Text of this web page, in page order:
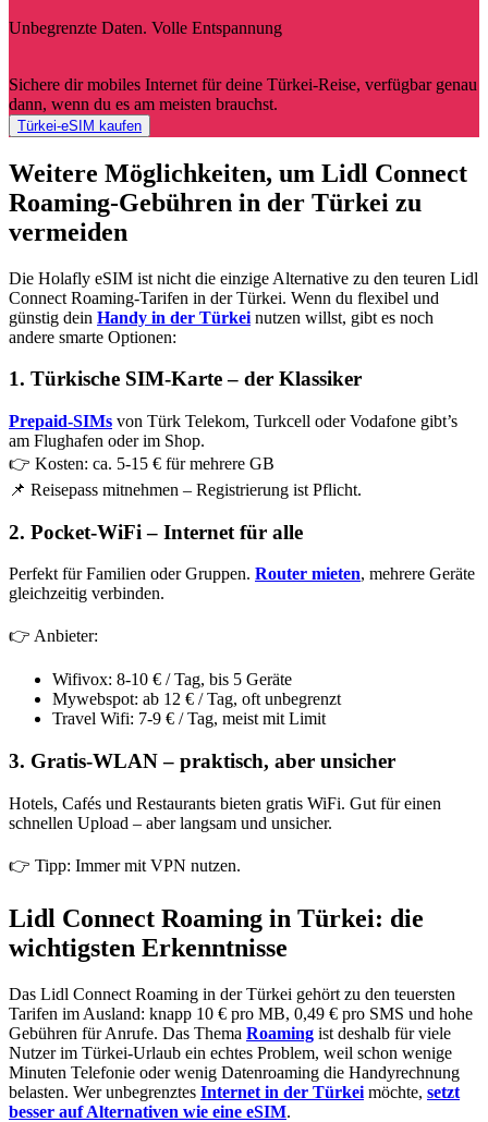
Unbegrenzte Daten. Volle Entspannung
Sichere dir mobiles Internet für deine Türkei-Reise, verfügbar genau
dann, wenn du es am meisten brauchst.
Türkei-eSIM kaufen
Weitere Möglichkeiten, um Lidl Connect
Roaming-Gebühren in der Türkei zu
vermeiden
Die Holafly eSIM ist nicht die einzige Alternative zu den teuren Lidl
Connect Roaming-Tarifen in der Türkei. Wenn du flexibel und
günstig dein Handy in der Türkei nutzen willst, gibt es noch
andere smarte Optionen:
1. Türkische SIM-Karte – der Klassiker
Prepaid-SIMs von Türk Telekom, Turkcell oder Vodafone gibt’s
am Flughafen oder im Shop.
👉 Kosten: ca. 5-15 € für mehrere GB
📌 Reisepass mitnehmen – Registrierung ist Pflicht.
2. Pocket-WiFi – Internet für alle
Perfekt für Familien oder Gruppen. Router mieten, mehrere Geräte
gleichzeitig verbinden.
👉 Anbieter:
Wifivox: 8-10 € / Tag, bis 5 Geräte
Mywebspot: ab 12 € / Tag, oft unbegrenzt
Travel Wifi: 7-9 € / Tag, meist mit Limit
3. Gratis-WLAN – praktisch, aber unsicher
Hotels, Cafés und Restaurants bieten gratis WiFi. Gut für einen
schnellen Upload – aber langsam und unsicher.
👉 Tipp: Immer mit VPN nutzen.
Lidl Connect Roaming in Türkei: die
wichtigsten Erkenntnisse
Das Lidl Connect Roaming in der Türkei gehört zu den teuersten
Tarifen im Ausland: knapp 10 € pro MB, 0,49 € pro SMS und hohe
Gebühren für Anrufe. Das Thema Roaming ist deshalb für viele
Nutzer im Türkei-Urlaub ein echtes Problem, weil schon wenige
Minuten Telefonie oder wenig Datenroaming die Handyrechnung
belasten. Wer unbegrenztes Internet in der Türkei möchte, setzt
besser auf Alternativen wie eine eSIM.